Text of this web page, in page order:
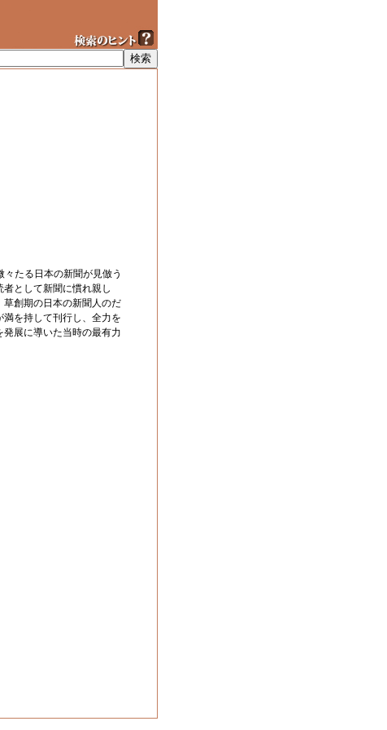
たる日本の新聞が見倣う
として新聞に慣れ親し
創期の日本の新聞人のだ
を持して刊行し、全力を
展に導いた当時の最有力